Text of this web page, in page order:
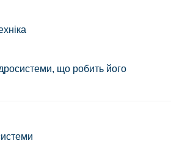
що робить його